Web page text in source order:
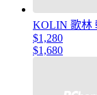
KOLIN 歌林
$1,280
$1,680